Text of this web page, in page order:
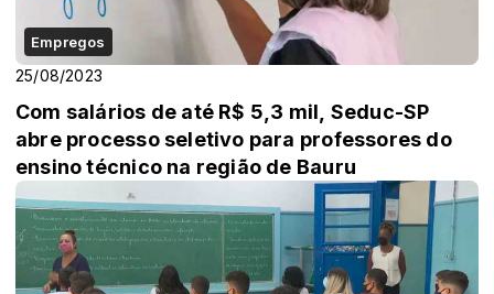
Empregos
25/08/2023
Com salários de até R$ 5,3 mil, Seduc-SP
abre processo seletivo para professores do
ensino técnico na região de Bauru